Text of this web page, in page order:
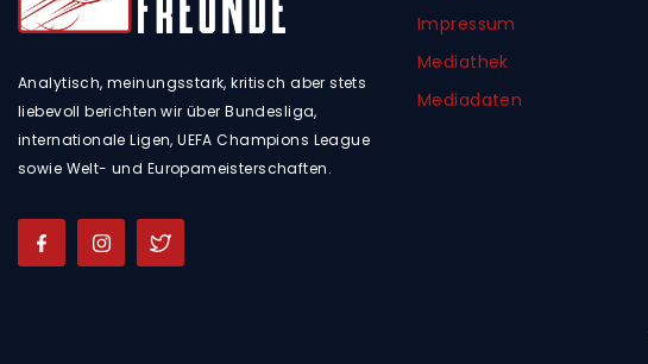
Analytisch, meinungsstark, kritisch aber stets
liebevoll berichten wir über Bundesliga,
internationale Ligen, UEFA Champions League
sowie Welt- und Europameisterschaften.
Impressum
Mediathek
Mediadaten